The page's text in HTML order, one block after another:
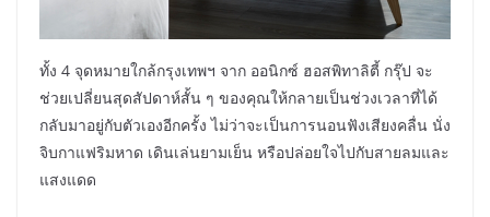
ทั้ง 4 จุดหมายใกล้กรุงเทพฯ จาก ออนิกซ์ ฮอสพิทาลิตี้ กรุ๊ป จะ
ช่วยเปลี่ยนสุดสัปดาห์สั้น ๆ ของคุณให้กลายเป็นช่วงเวลาที่ได้
กลับมาอยู่กับตัวเองอีกครั้ง ไม่ว่าจะเป็นการนอนฟังเสียงคลื่น นั่ง
จิบกาแฟริมหาด เดินเล่นยามเย็น หรือปล่อยใจไปกับสายลมและ
แสงแดด